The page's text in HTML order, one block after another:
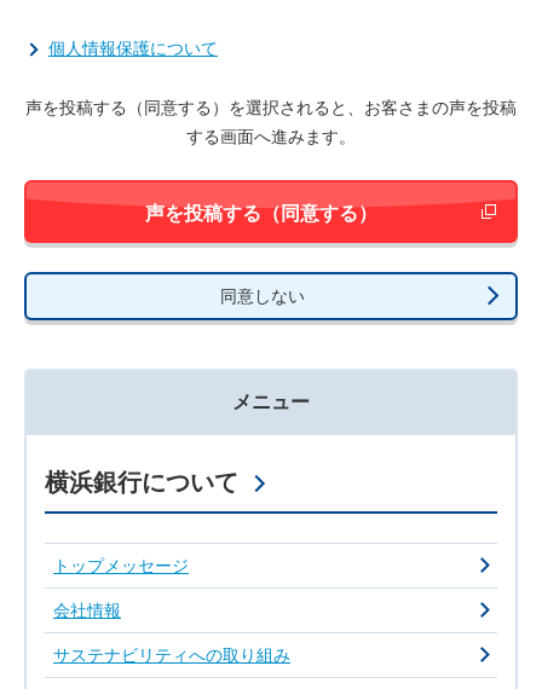
個人情報保護について
声を投稿する（同意する）を選択されると、お客さまの声を投稿
する画面へ進みます。
声を投稿する（同意する） 新しいウ
同意しない
メニュー
横浜銀行について
トップメッセージ
会社情報
サステナビリティへの取り組み